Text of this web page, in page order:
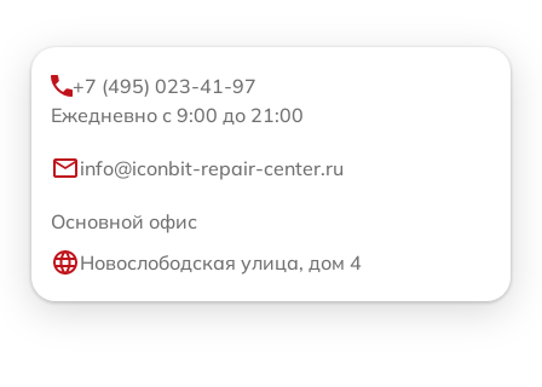
+7 (495) 023-41-97
Ежедневно с 9:00 до 21:00
info@iconbit-repair-center.ru
Основной офис
Новослободская улица, дом 4